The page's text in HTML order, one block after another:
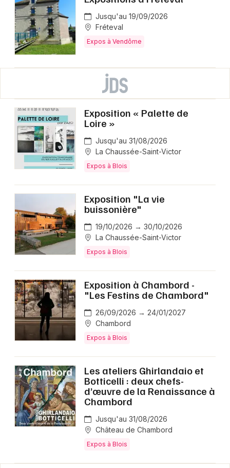
Jusqu'au 19/09/2026
Fréteval
Expos à Vendôme
Exposition « Palette de
Loire »
Jusqu'au 31/08/2026
La Chaussée-Saint-Victor
Expos à Blois
Exposition "La vie
buissonière"
19/10/2026 → 30/10/2026
La Chaussée-Saint-Victor
Expos à Blois
Exposition à Chambord -
"Les Festins de Chambord"
26/09/2026 → 24/01/2027
Chambord
Expos à Blois
Les ateliers Ghirlandaio et
Botticelli : deux chefs-
d’œuvre de la Renaissance à
Chambord
Jusqu'au 31/08/2026
Château de Chambord
Expos à Blois